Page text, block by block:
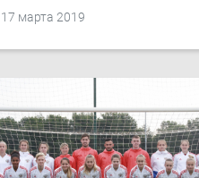
17 марта 2019